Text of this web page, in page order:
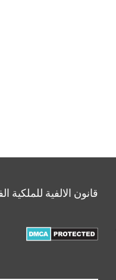
قانون الالفية للملكية